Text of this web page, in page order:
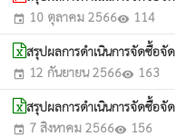
event 10 ตุลาคม 2566visibility 114
สรุปผลการดำเนินการจัดซื้อ
event 12 กันยายน 2566visibility 163
สรุปผลการดำเนินการจัดซื้อ
event 7 สิงหาคม 2566visibility 156